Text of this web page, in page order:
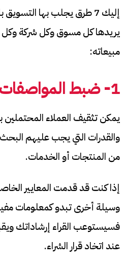
إليك 7 طرق يجلب بها
يريدها كل مسوق وكل شركة وكل
مبيعاته:
1- ضبط المواصفات:
يمكن تثقيف العملاء المحتملين
والقدرات التي يجب عليهم
من المنتجات أو الخدمات.
إذا كنت قد قدمت المعايير
وسيلة أخرى تبدو كمعلومات
فسيستوعب القراء إرشاداتك
عند اتخاد قرار الشراء.